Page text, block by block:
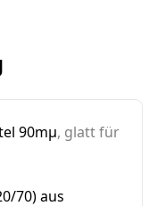
90mµ, glatt für
70) aus